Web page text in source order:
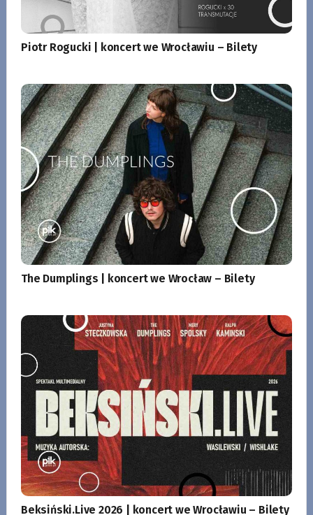
Piotr Rogucki | koncert we Wrocławiu – Bilety
The Dumplings | koncert we Wrocław – Bilety
Beksiński.Live 2026 | koncert we Wrocławiu – Bilety